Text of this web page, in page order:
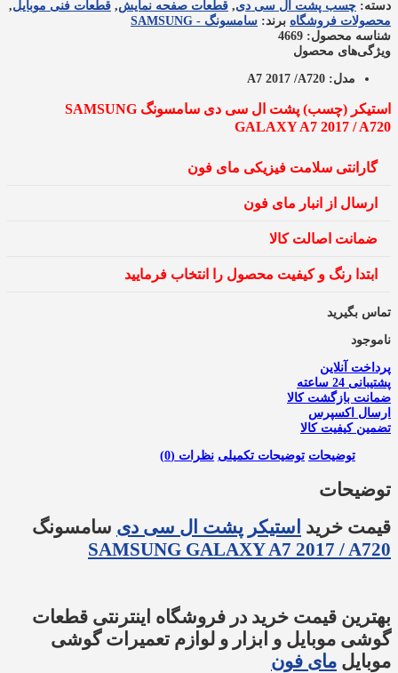
دسته: چسب پشت ال سی دی, قطعات صفحه نمایش, قطعات فنی موبایل,
محصولات فروشگاه برند: سامسونگ - SAMSUNG
شناسه محصول: 4669
ویژگی‌های محصول
مدل: A7 2017 /A720
استیکر (چسب) پشت ال سی دی سامسونگ SAMSUNG
GALAXY A7 2017 / A720
گارانتی سلامت فیزیکی مای فون
ارسال از انبار مای فون
ضمانت اصالت کالا
ابتدا رنگ و کیفیت محصول را انتخاب فرمایید
تماس بگیرید
ناموجود
پرداخت آنلاین
پشتیبانی 24 ساعته
ضمانت بازگشت کالا
ارسال اکسپرس
تضمین کیفیت کالا
توضیحات توضیحات تکمیلی نظرات (0)
توضیحات
قیمت خرید استیکر پشت ال سی دی سامسونگ
SAMSUNG GALAXY A7 2017 / A720
بهترین قیمت خرید در فروشگاه اینترنتی قطعات
گوشی موبایل و ابزار و لوازم تعمیرات گوشی
موبایل مای فون